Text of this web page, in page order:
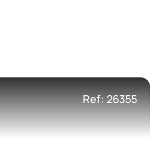
Ref: 26355